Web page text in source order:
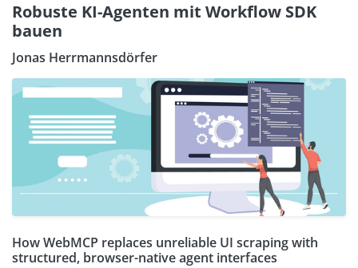
Robuste KI-Agenten mit Workflow SDK
bauen
Jonas Herrmannsdörfer
How WebMCP replaces unreliable UI scraping with
structured, browser-native agent interfaces